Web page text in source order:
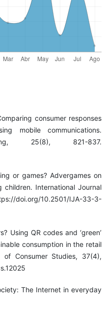
consumer responses
mobile communications.
25(8), 821-837.
or games? Advergames on
International Journal
doi.org/10.2501/IJA-33-3-
Using QR codes and ‘green’
consumption in the retail
of Consumer Studies, 37(4),
The Internet in everyday